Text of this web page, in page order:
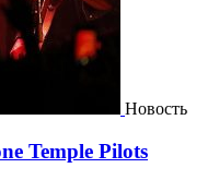
Новость
Temple Pilots